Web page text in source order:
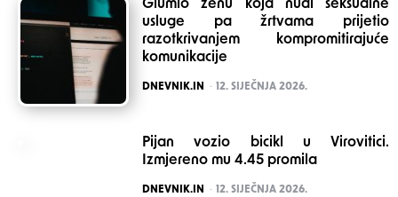
Glumio ženu koja nudi seksualne
usluge pa žrtvama prijetio
razotkrivanjem kompromitirajuće
komunikacije
POSTED
DNEVNIK.IN 12. SIJEČNJA 2026.
Pijan vozio bicikl u Virovitici.
Izmjereno mu 4.45 promila
POSTED
DNEVNIK.IN 12. SIJEČNJA 2026.